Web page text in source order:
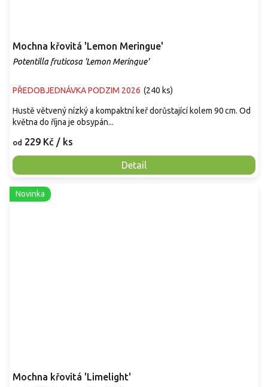
Mochna křovitá 'Lemon Meringue'
Potentilla fruticosa 'Lemon Meringue'
PŘEDOBJEDNÁVKA PODZIM 2026 (240 ks)
od 229 Kč / ks
Detail
Hustě větvený nízký a kompaktní keř dorůstající kolem 90 cm. Od
května do října je obsypán...
Novinka
Mochna křovitá 'Limelight'